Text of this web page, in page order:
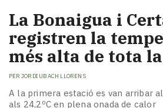
La Bonaigua i
registren la
més alta de tota
PER JORDI UBACH LLORENS
A la primera estació es van arribar
als 24,2ºC en plena onada de calor